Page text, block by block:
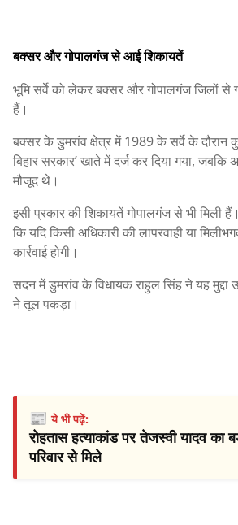
बक्सर और गोपालगंज से आई शिकायतें
भूमि सर्वे को लेकर बक्सर और गोपालगंज जिलों से
हैं।
बक्सर के डुमरांव क्षेत्र में 1989 के सर्वे के दौरान
बिहार सरकार’ खाते में दर्ज कर दिया गया,
मौजूद थे।
इसी प्रकार की शिकायतें गोपालगंज से भी मिली
कि यदि किसी अधिकारी की लापरवाही या
कार्रवाई होगी।
सदन में डुमरांव के विधायक राहुल सिंह ने यह मुद्दा
ने तूल पकड़ा।
📰ये भी पढ़ें:
रोहतास हत्याकांड पर तेजस्वी यादव का
परिवार से मिले